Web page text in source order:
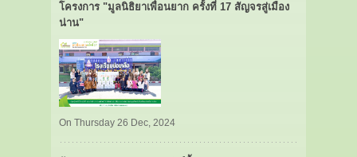
โครงการ "มูลนิธิยาเพื่อนยาก ครั้งที่ 17 สัญจรสู่เมือง
น่าน"
On Thursday 26 Dec, 2024